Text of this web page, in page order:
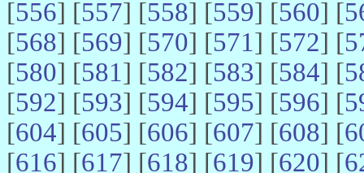
[556] [557] [558] [559] [560] [
[568] [569] [570] [571] [572] [
[580] [581] [582] [583] [584] [
[592] [593] [594] [595] [596] [
[604] [605] [606] [607] [608] [
[616] [617] [618] [619] [620] [